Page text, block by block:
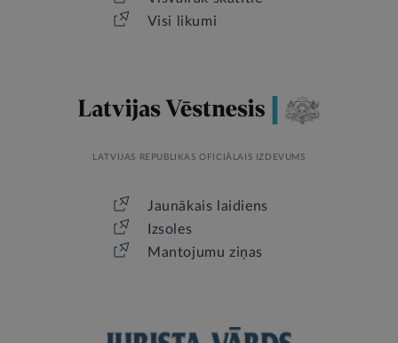
Visi likumi
LATVIJAS REPUBLIKAS OFICIĀLAIS IZDEVUMS
Jaunākais laidiens
Izsoles
Mantojumu ziņas